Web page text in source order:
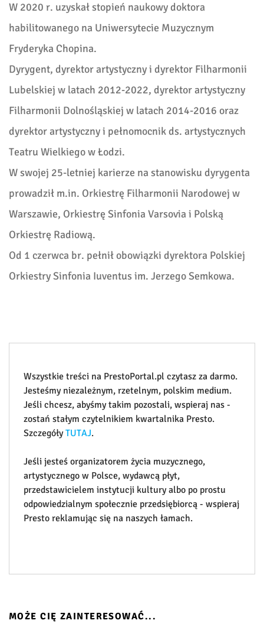
W 2020 r. uzyskał stopień naukowy doktora
habilitowanego na Uniwersytecie Muzycznym
Fryderyka Chopina.
Dyrygent, dyrektor artystyczny i dyrektor Filharmonii
Lubelskiej w latach 2012-2022, dyrektor artystyczny
Filharmonii Dolnośląskiej w latach 2014-2016 oraz
dyrektor artystyczny i pełnomocnik ds. artystycznych
Teatru Wielkiego w Łodzi.
W swojej 25-letniej karierze na stanowisku dyrygenta
prowadził m.in. Orkiestrę Filharmonii Narodowej w
Warszawie, Orkiestrę Sinfonia Varsovia i Polską
Orkiestrę Radiową.
Od 1 czerwca br. pełnił obowiązki dyrektora Polskiej
Orkiestry Sinfonia Iuventus im. Jerzego Semkowa.
Wszystkie treści na PrestoPortal.pl czytasz za darmo.
Jesteśmy niezależnym, rzetelnym, polskim medium.
Jeśli chcesz, abyśmy takim pozostali, wspieraj nas -
zostań stałym czytelnikiem kwartalnika Presto.
SzczegółyTUTAJ.
Jeśli jesteś organizatorem życia muzycznego,
artystycznego w Polsce, wydawcą płyt,
przedstawicielem instytucji kultury albo po prostu
odpowiedzialnym społecznie przedsiębiorcą - wspieraj
Presto reklamując się na naszych łamach.
MOŻE CIĘ ZAINTERESOWAĆ...